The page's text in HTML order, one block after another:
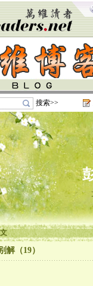
搜索>>
解（19）